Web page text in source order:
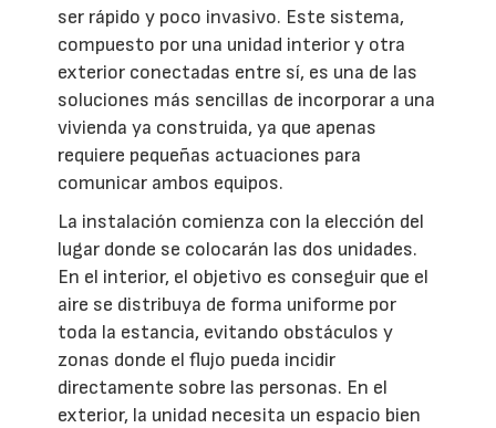
ser rápido y poco invasivo. Este sistema,
compuesto por una unidad interior y otra
exterior conectadas entre sí, es una de las
soluciones más sencillas de incorporar a una
vivienda ya construida, ya que apenas
requiere pequeñas actuaciones para
comunicar ambos equipos.
La instalación comienza con la elección del
lugar donde se colocarán las dos unidades.
En el interior, el objetivo es conseguir que el
aire se distribuya de forma uniforme por
toda la estancia, evitando obstáculos y
zonas donde el flujo pueda incidir
directamente sobre las personas. En el
exterior, la unidad necesita un espacio bien